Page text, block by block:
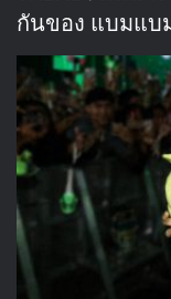
กันของ แบมแบ